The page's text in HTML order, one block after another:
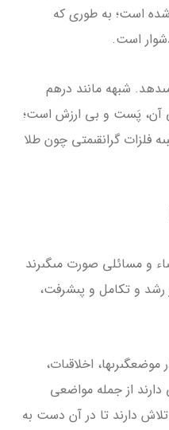
است؛ به طورى که
است.
شبهه مانند درهم
آن، پَست و بى ارزش است؛
فلزات گران­قىمتى چون طلا
و مسائلى صورت مى­گىرند
و تکامل و پىشرفت،
موضع­گىرى­ها، اخلاقىات،
از جمله مواضعى
دارند تا در آن دست به